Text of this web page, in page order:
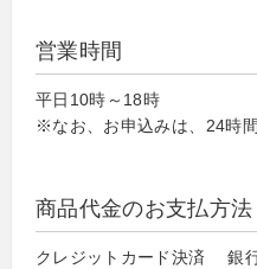
営業時間
平日10時～18時
※なお、お申込みは、24時
商品代金のお支払方法
クレジットカード決済 銀